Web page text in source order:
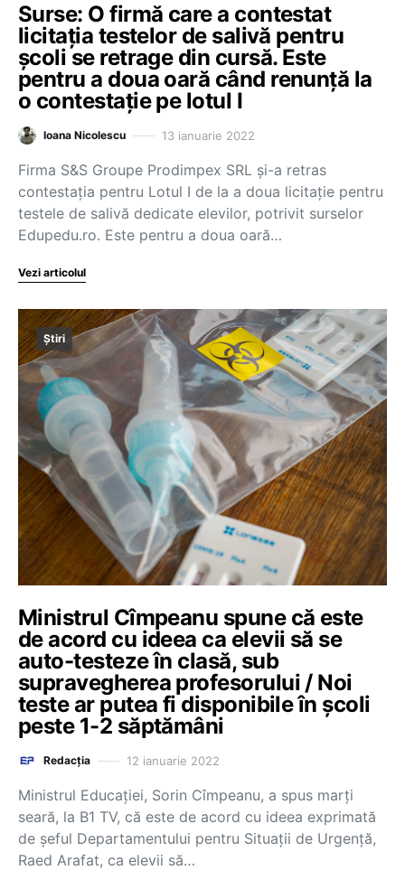
Surse: O firmă care a contestat
licitația testelor de salivă pentru
școli se retrage din cursă. Este
pentru a doua oară când renunță la
o contestație pe lotul I
Ioana Nicolescu 13 ianuarie 2022
Firma S&S Groupe Prodimpex SRL și-a retras
contestația pentru Lotul I de la a doua licitație pentru
testele de salivă dedicate elevilor, potrivit surselor
Edupedu.ro. Este pentru a doua oară…
Vezi articolul
Știri
Ministrul Cîmpeanu spune că este
de acord cu ideea ca elevii să se
auto-testeze în clasă, sub
supravegherea profesorului / Noi
teste ar putea fi disponibile în școli
peste 1-2 săptămâni
Redacția 12 ianuarie 2022
Ministrul Educației, Sorin Cîmpeanu, a spus marți
seară, la B1 TV, că este de acord cu ideea exprimată
de șeful Departamentului pentru Situații de Urgență,
Raed Arafat, ca elevii să…